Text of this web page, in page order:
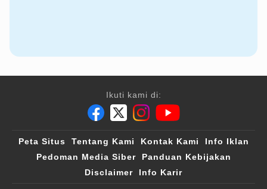
Ikuti kami di:
Peta Situs Tentang Kami Kontak Kami
Info Iklan
Pedoman Media Siber
Panduan Kebijakan
Disclaimer
Info Karir